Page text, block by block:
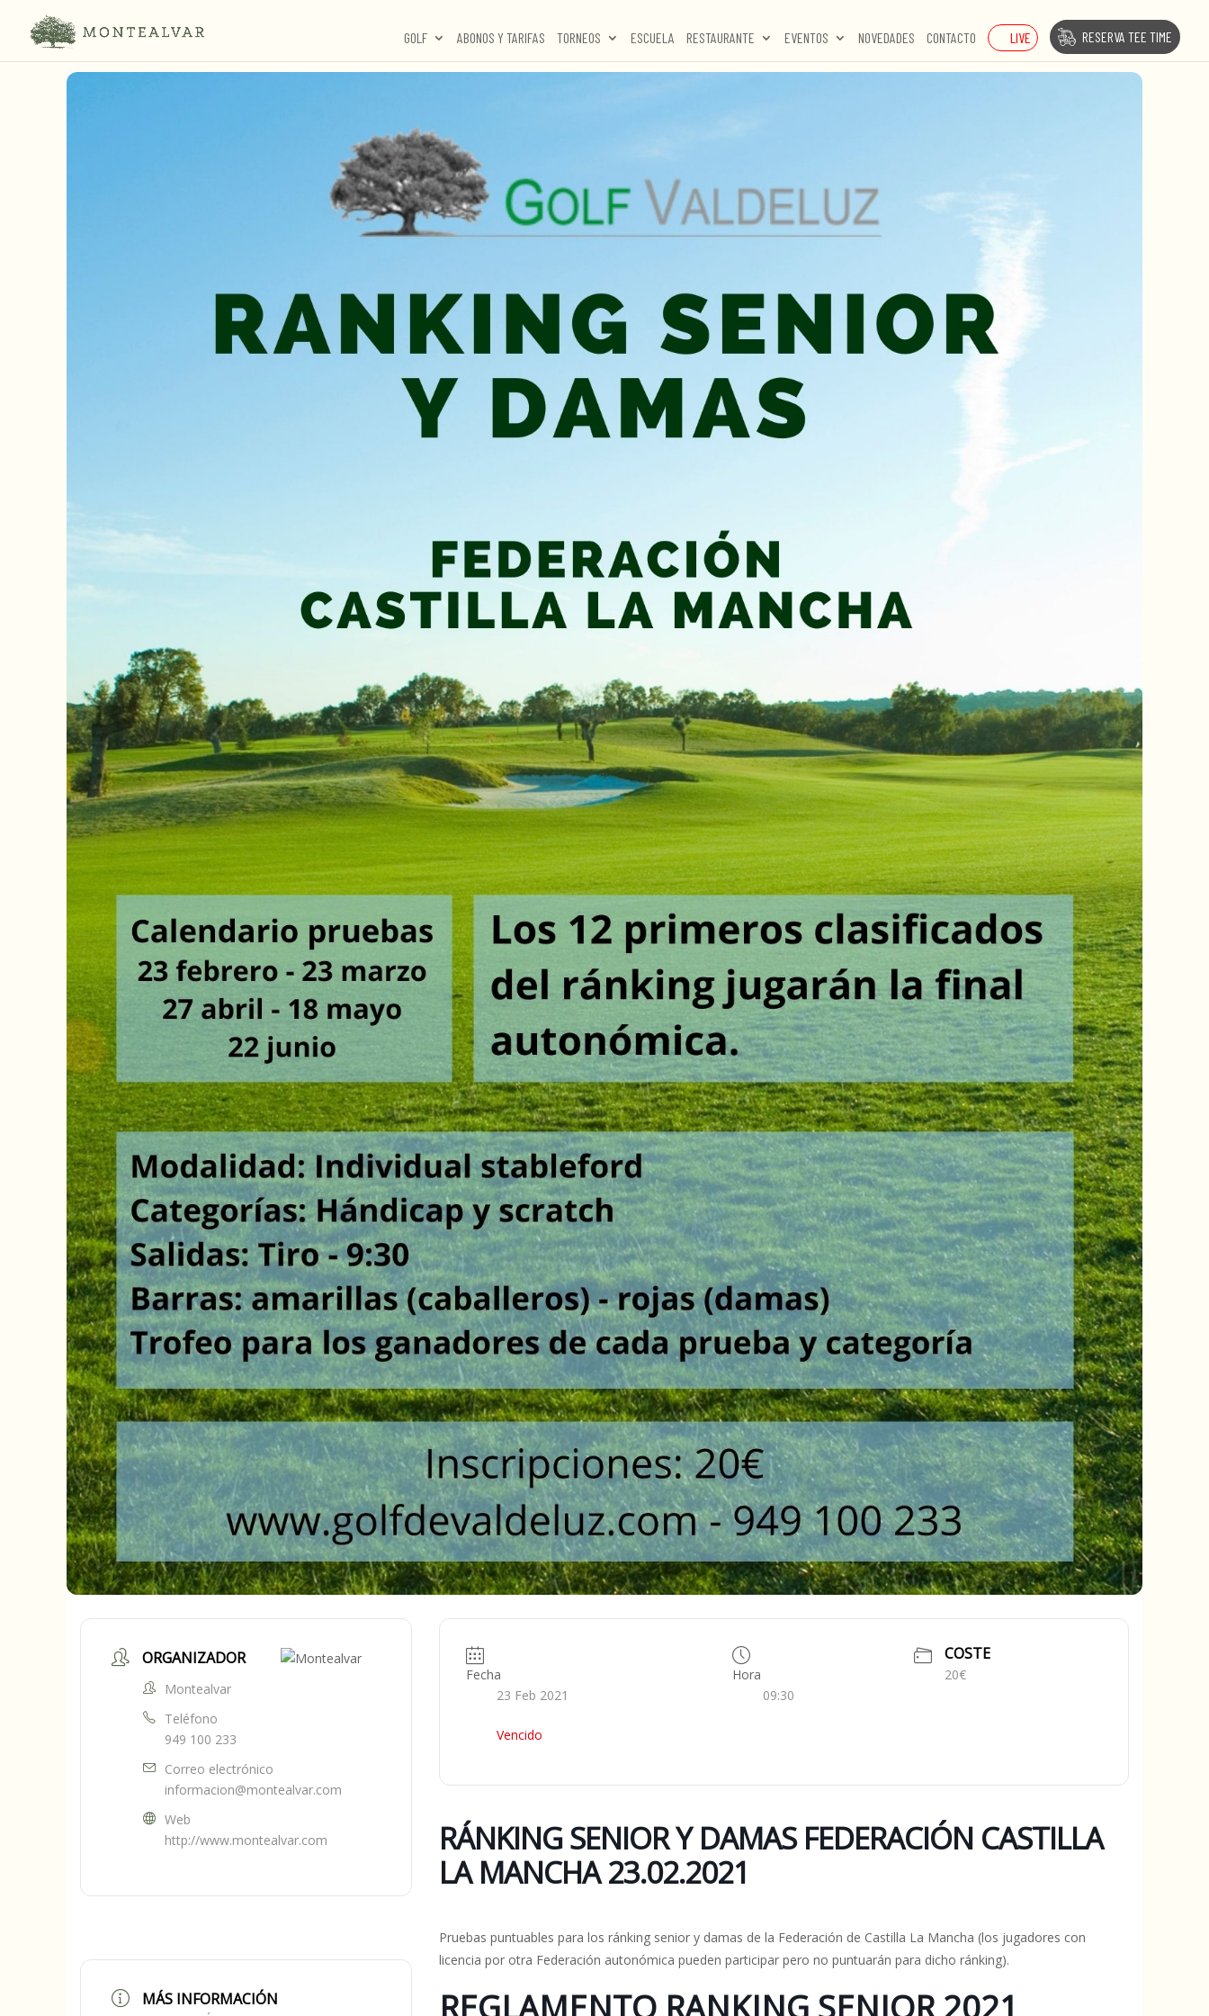
GOLF ABONOS Y TARIFAS TORNEOS ESCUELA RESTAURANTE EVENTOS NOVEDADES CONTACTO LIVE RESERVA TEE TIME
ORGANIZADOR
Montealvar
Teléfono
949 100 233
Correo electrónico
informacion@montealvar.com
Web
http://www.montealvar.com
MÁS INFORMACIÓN
Fecha
23 Feb 2021
Vencido
Hora
09:30
COSTE
20€
RÁNKING SENIOR Y DAMAS FEDERACIÓN CASTILLA
LA MANCHA 23.02.2021
Pruebas puntuables para los ránking senior y damas de la Federación de Castilla La Mancha (los jugadores con
licencia por otra Federación autonómica pueden participar pero no puntuarán para dicho ránking).